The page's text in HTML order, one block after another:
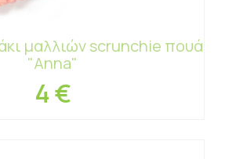
μαλλιών scrunchie πουά
"Anna"
4 €